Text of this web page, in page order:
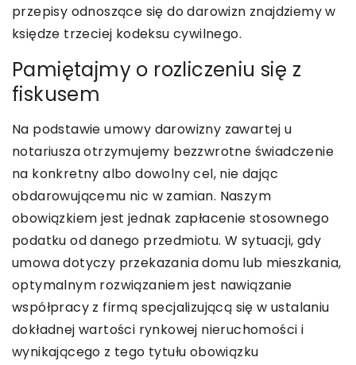
przepisy odnoszące się do darowizn znajdziemy w
księdze trzeciej kodeksu cywilnego.
Pamiętajmy o rozliczeniu się z
fiskusem
Na podstawie umowy darowizny zawartej u
notariusza otrzymujemy bezzwrotne świadczenie
na konkretny albo dowolny cel, nie dając
obdarowującemu nic w zamian. Naszym
obowiązkiem jest jednak zapłacenie stosownego
podatku od danego przedmiotu. W sytuacji, gdy
umowa dotyczy przekazania domu lub mieszkania,
optymalnym rozwiązaniem jest nawiązanie
współpracy z firmą specjalizującą się w ustalaniu
dokładnej wartości rynkowej nieruchomości i
wynikającego z tego tytułu obowiązku